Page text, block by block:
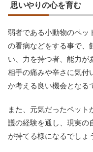
思いやりの心を育む
弱者である小動物のペッ
の看病などをする事で、
い、力を持つ者、能力が
相手の痛みや辛さに気付
か考える良い機会となる
また、元気だったペット
護の経験を通し、現実の
が持てる様になるでしょ